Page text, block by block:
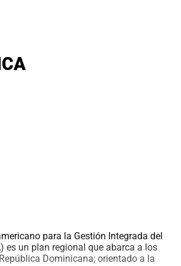
para la Gestión Integrada del
es un plan regional que abarca a los
Dominicana; orientado a la